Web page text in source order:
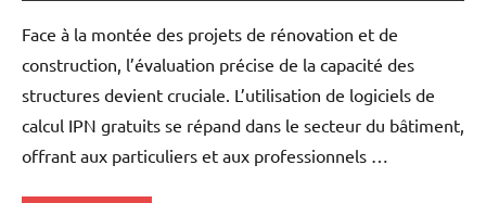
Face à la montée des projets de rénovation et de
construction, l’évaluation précise de la capacité des
structures devient cruciale. L’utilisation de logiciels de
calcul IPN gratuits se répand dans le secteur du bâtiment,
offrant aux particuliers et aux professionnels …